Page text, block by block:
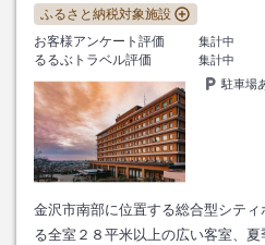
ふるさと納税対象施設
お客様アンケート評価
集計中
るるぶトラベル評価
集計中
駐車場
金沢市南部に位置する総合型シテ
る全室２８平米以上の広い客室、夏